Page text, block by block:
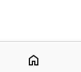
home
NaN%